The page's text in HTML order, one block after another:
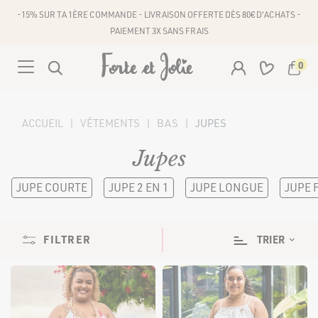
-15% SUR TA 1ÈRE COMMANDE - LIVRAISON OFFERTE DÈS 80€ D'ACHATS -
PAIEMENT 3X SANS FRAIS
0
Votre panier est vide
ACCUEIL VÊTEMENTS BAS JUPES
Jupes
JUPE COURTE JUPE 2 EN 1 JUPE LONGUE JUPE
FILTRER
TAILLES
58 60
COULEURS
TRIER
VÊTEMENTS
ROBES
Robes mi-longues
HAUTS
Pulls et gilets
ACCESSOIRES
CEINTURES
BONS PLANS